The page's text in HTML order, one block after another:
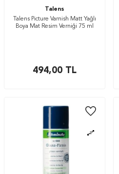
Talens
Talens Picture Varnish Matt Yağlı
Boya Mat Resim Verniği 75 ml
494,00 TL